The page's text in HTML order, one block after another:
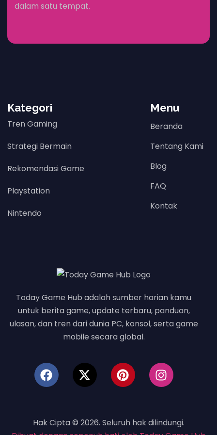
dalam satu tempat.
Today Game Hub adalah sumber harian kamu
untuk berita game, update terbaru, panduan,
ulasan, dan tren dari dunia PC, konsol, serta game
mobile secara global.
Kategori
Tren Gaming
Strategi Bermain
Rekomendasi Game
Playstation
Nintendo
Menu
Beranda
Tentang Kami
Blog
FAQ
Kontak
Hak Cipta © 2026. Seluruh hak dilindungi.